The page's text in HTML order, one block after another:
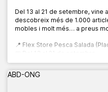
Del 13 al 21 de setembre, vine
descobreix més de 1.000
mobles i molt més… a preus
📍 Flex Store Pesca Salada
🕙 De 10:00 a 20:00 h
ABD-ONG